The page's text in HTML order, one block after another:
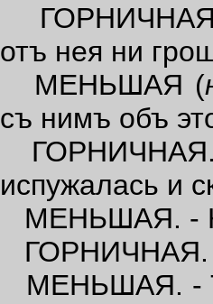
отъ нея ни
МЕНЬШАЯ (
съ нимъ объ
ГОРНИЧНАЯ.
испужалась и
МЕНЬШАЯ. -
ГОРНИЧНАЯ. -
МЕНЬШАЯ. -